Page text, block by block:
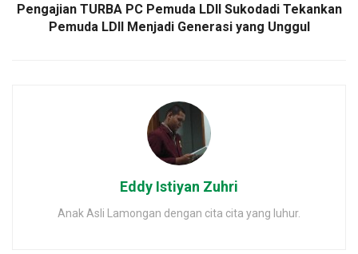
Pengajian TURBA PC Pemuda LDII Sukodadi Tekankan
Pemuda LDII Menjadi Generasi yang Unggul
Eddy Istiyan Zuhri
Anak Asli Lamongan dengan cita cita yang luhur.